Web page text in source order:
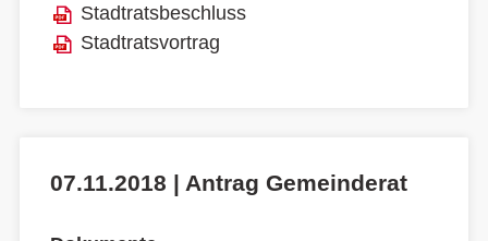
Stadtratsbeschluss
Stadtratsvortrag
07.11.2018 | Antrag Gemeinderat